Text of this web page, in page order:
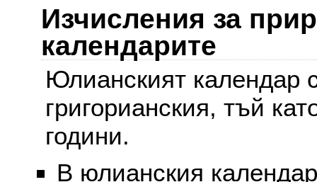
Изчисления за
календарите
Юлианският календар
григорианския, тъй
години.
В юлианския